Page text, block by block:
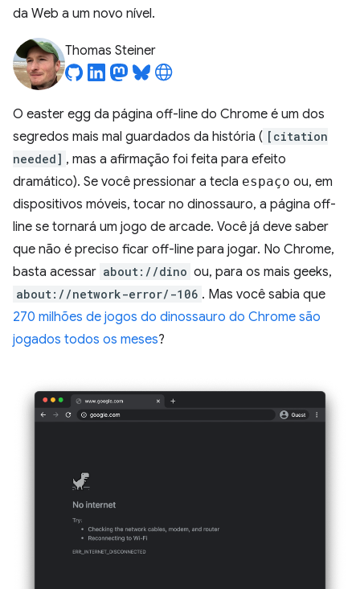
da Web a um novo nível.
Thomas Steiner
O easter egg da página off-line do Chrome é um dos
segredos mais mal guardados da história ( [citation
needed] , mas a afirmação foi feita para efeito
dramático). Se você pressionar a tecla espaço ou, em
dispositivos móveis, tocar no dinossauro, a página off-
line se tornará um jogo de arcade. Você já deve saber
que não é preciso ficar off-line para jogar. No Chrome,
basta acessar about://dino ou, para os mais geeks,
about://network-error/-106 . Mas você sabia que
270 milhões de jogos do dinossauro do Chrome são
jogados todos os meses?